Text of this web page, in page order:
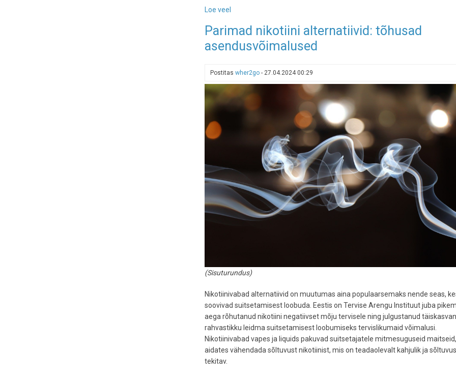
Loe veel
Ida
suurimal
kuidas
ja
innovatsioon
Parimad nikotiini alternatiivid: tõhusad
asendusvõimalused
Postitas wher2go - 27.04.2024 00:29
(Sisuturundus)
Nikotiinivabad alternatiivid on muutumas aina populaarsemaks nende seas,
soovivad suitsetamisest loobuda. Eestis on Tervise Arengu Instituut juba
aega rõhutanud nikotiini negatiivset mõju tervisele ning julgustanud
rahvastikku leidma suitsetamisest loobumiseks tervislikumaid võimalusi.
Nikotiinivabad vapes ja liquids pakuvad suitsetajatele mitmesuguseid maitseid,
aidates vähendada sõltuvust nikotiinist, mis on teadaolevalt kahjulik ja
tekitav.